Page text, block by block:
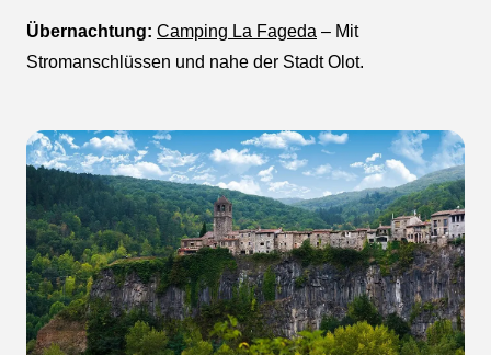
Übernachtung: Camping La Fageda – Mit
Stromanschlüssen und nahe der Stadt Olot.